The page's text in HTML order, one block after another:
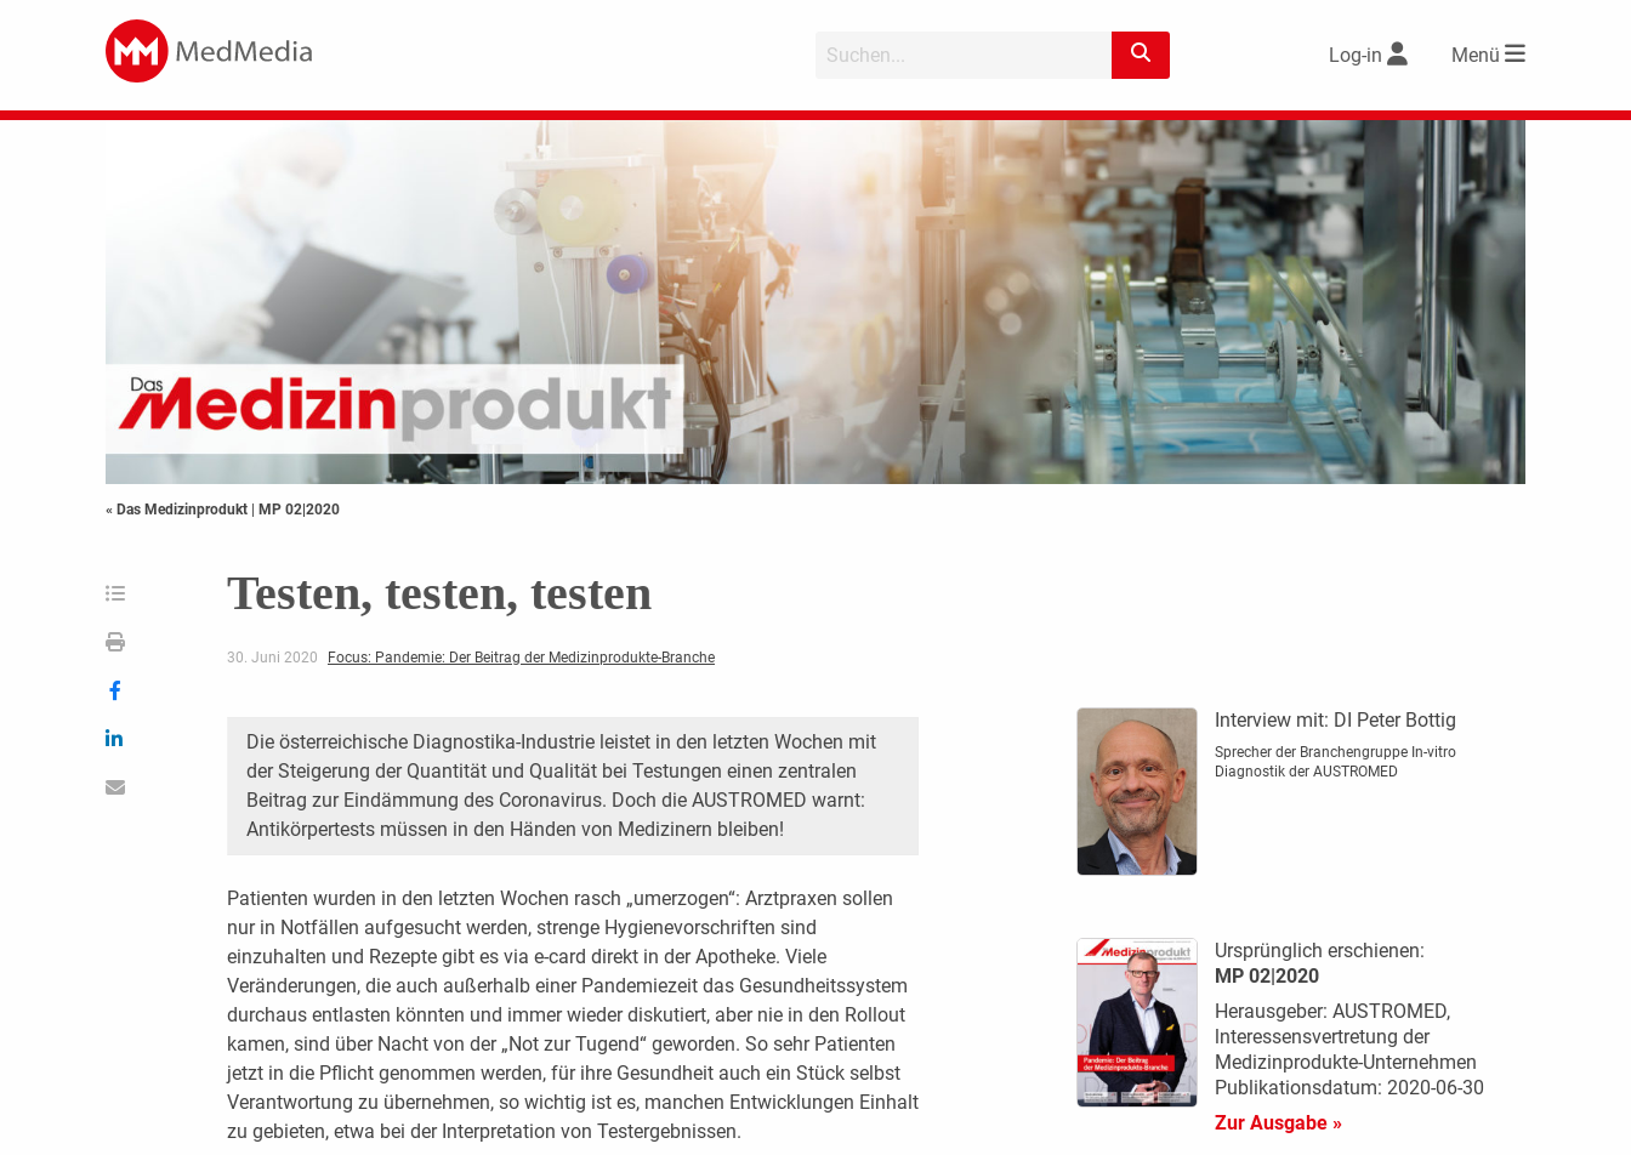
Log-in Menü
« Das Medizinprodukt | MP 02|2020
Testen, testen, testen
30. Juni 2020 Focus: Pandemie: Der Beitrag der Medizinprodukte-Branche
Die österreichische Diagnostika-Industrie leistet in den letzten ­Wochen mit
der Steigerung der Quantität und Qualität bei Testungen einen zentralen
Beitrag zur Eindämmung des Coronavirus. Doch die AUSTROMED warnt:
Antikörpertests müssen in den Händen von Medizinern bleiben!
Patienten wurden in den letzten Wochen rasch „umerzogen“: Arztpraxen sollen
nur in Notfällen aufgesucht werden, strenge Hygienevorschriften sind
einzuhalten und Rezepte gibt es via e-card direkt in der Apotheke. Viele
Veränderungen, die auch außerhalb einer Pandemiezeit das Gesundheitssystem
durchaus entlasten könnten und immer wieder diskutiert, aber nie in den Rollout
kamen, sind über Nacht von der „Not zur Tugend“ geworden. So sehr Patienten
jetzt in die Pflicht genommen werden, für ihre Gesundheit auch ein Stück selbst
Verantwortung zu übernehmen, so wichtig ist es, manchen Entwicklungen Einhalt
zu gebieten, etwa bei der Interpretation von Testergebnissen.
Interview mit: DI Peter Bottig
Sprecher der Branchengruppe In-vitro
Diagnostik der AUSTROMED
Ursprünglich erschienen:
MP 02|2020
Herausgeber: AUSTROMED,
lnteressensvertretung der
Medizinprodukte-Unternehmen
Publikationsdatum: 2020-06-30
Zur Ausgabe »